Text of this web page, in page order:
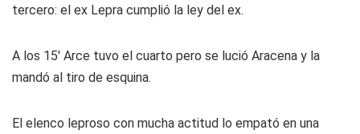
tercero: el ex Lepra cumplió la ley del ex.
A los 15' Arce tuvo el cuarto pero se lució Aracena y la
mandó al tiro de esquina.
El elenco leproso con mucha actitud lo empató en una